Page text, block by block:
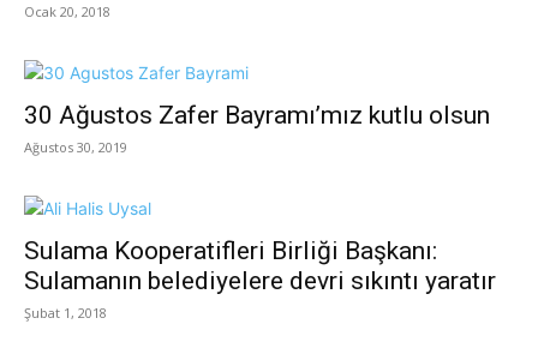
Ocak 20, 2018
30 Ağustos Zafer Bayramı’mız kutlu olsun
Ağustos 30, 2019
Sulama Kooperatifleri Birliği Başkanı:
Sulamanın belediyelere devri sıkıntı yaratır
Şubat 1, 2018